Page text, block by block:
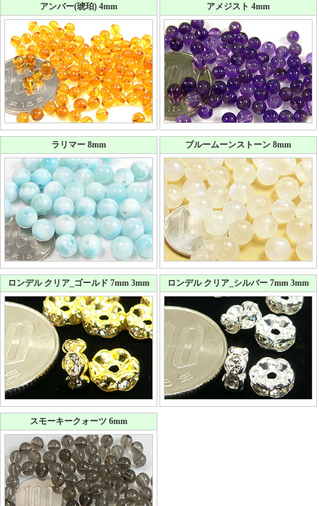
アンバー(琥珀) 4mm アメジスト 4mm
ラリマー 8mm ブルームーンストーン 8mm
ロンデル クリア_ゴールド 7mm 3mm ロンデル クリア_シルバー 7mm 3mm
スモーキークォーツ 6mm